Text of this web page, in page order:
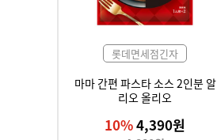
롯데면세점긴자
마마 간편 파스타 소스 2인분 알
리오 올리오
10%4,390원